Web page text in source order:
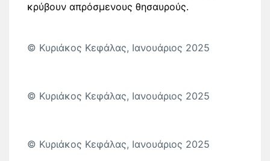
κρύβουν απρόσμενους θησαυρούς.
© Κυριάκος Κεφάλας, Ιανουάριος 2025
© Κυριάκος Κεφάλας, Ιανουάριος 2025
© Κυριάκος Κεφάλας, Ιανουάριος 2025